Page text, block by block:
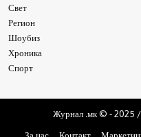
Свет
Регион
Шоубиз
Хроника
Спорт
Журнал .мк © - 2025